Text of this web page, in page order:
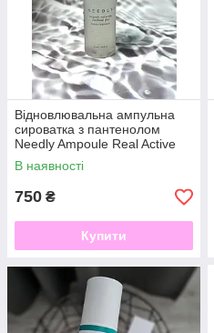
Відновлювальна ампульна
сироватка з пантенолом
Needly Ampoule Real Active
Panthenol Plus 50 мл
В наявності
750 ₴
Купити